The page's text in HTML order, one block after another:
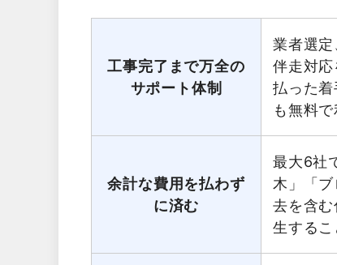
工事完了まで万全の
サポート体制
業者選
伴走対
払った
も無料で
余計な費用を払わず
に済む
最大6社
木」「
去を含
生するこ